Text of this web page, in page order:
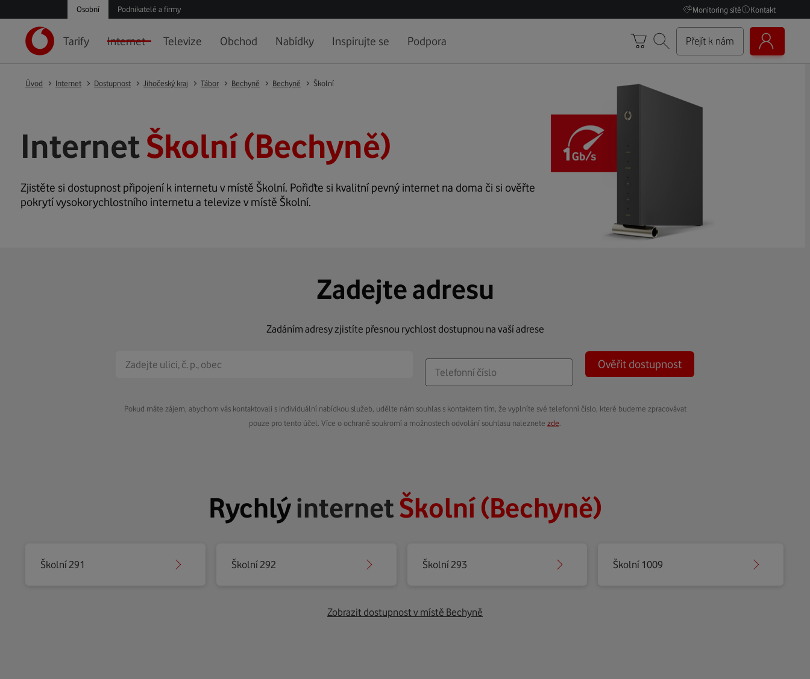
Osobní Podnikatelé a firmy Monitoring sítě Kontakt
Tarify Internet Televize Obchod Nabídky Inspirujte se Podpora Přejít k nám
Úvod Internet Dostupnost Jihočeský kraj Tábor Bechyně Bechyně Školní
InternetŠkolní (Bechyně)
Zjistěte si dostupnost připojení k internetu v místě Školní. Pořiďte si kvalitní pevný internet na doma či si ověřte
pokrytí vysokorychlostního internetu a televize v místě Školní.
Zadejte adresu
Zadáním adresy zjistíte přesnou rychlost dostupnou na vaší adrese
Ověřit dostupnost
Pokud máte zájem, abychom vás kontaktovali s individuální nabídkou služeb, udělte nám souhlas s kontaktem tím, že vyplníte své telefonní číslo, které budeme zpracovávat
pouze pro tento účel. Více o ochraně soukromí a možnostech odvolání souhlasu naleznete zde
RychlýinternetŠkolní (Bechyně)
Školní 291 Školní 292 Školní 293 Školní 1009
Zobrazit dostupnost v místě Bechyně